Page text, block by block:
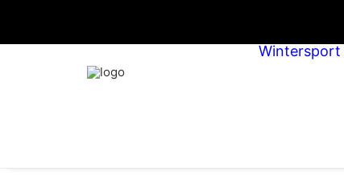
Wintersport